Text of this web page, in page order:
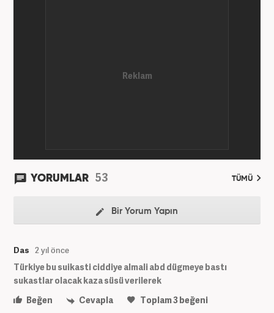
YORUMLAR 53 TÜMÜ
Bir Yorum Yapın
Das 2 yıl önce
Türkiye bu suikasti ciddiye almali abd dügmeye bastı
sukastlar olacak kaza süsü verilerek
Beğen
Cevapla Toplam3beğeni